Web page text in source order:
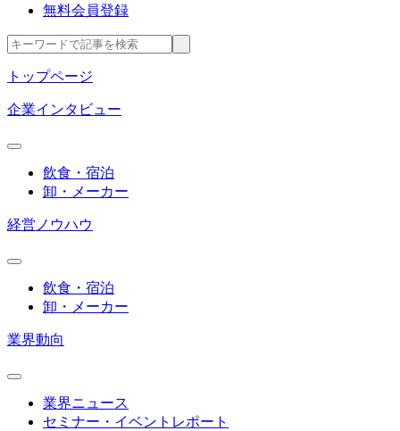
無料会員登録
トップページ
企業インタビュー
飲食・宿泊
卸・メーカー
経営ノウハウ
飲食・宿泊
卸・メーカー
業界動向
業界ニュース
セミナー・イベントレポート